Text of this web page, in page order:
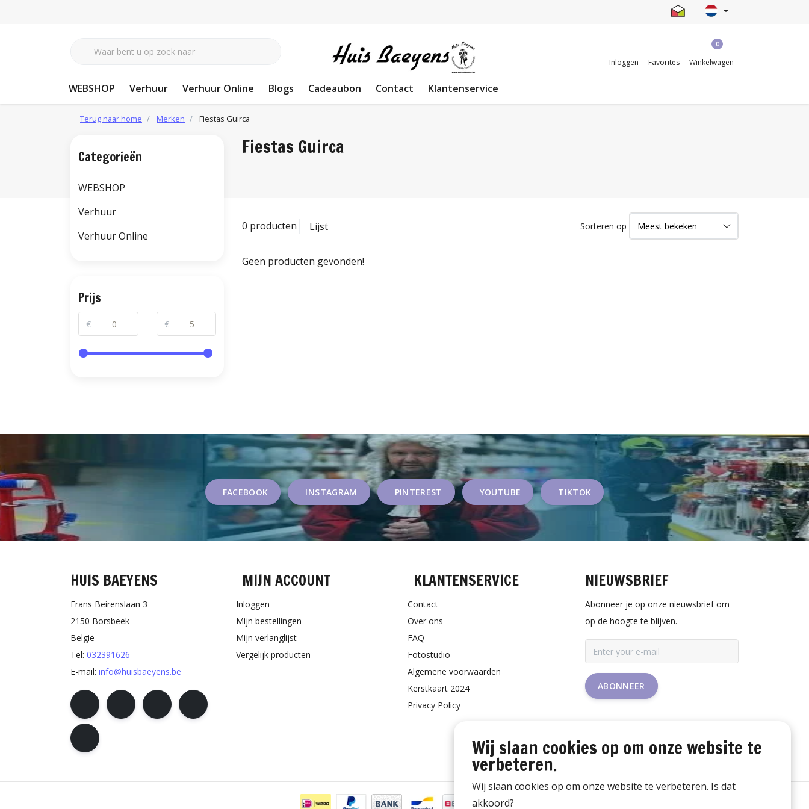
Inloggen Favorites
0
Winkelwagen
WEBSHOP Verhuur Verhuur Online Blogs Cadeaubon Contact Klantenservice
Terug naar home Merken Fiestas Guirca
Fiestas Guirca
0 producten Lijst Sorteren op
Geen producten gevonden!
Categorieën
WEBSHOP
Verhuur
Verhuur Online
Prijs
€ €
FACEBOOK INSTAGRAM PINTEREST YOUTUBE TIKTOK
HUIS BAEYENS
Frans Beirenslaan 3
2150 Borsbeek
België
Tel: 032391626
E-mail: info@huisbaeyens.be
MIJN ACCOUNT
Inloggen
Mijn bestellingen
Mijn verlanglijst
Vergelijk producten
KLANTENSERVICE
Contact
Over ons
FAQ
Fotostudio
Algemene voorwaarden
Kerstkaart 2024
Privacy Policy
NIEUWSBRIEF
Abonneer je op onze nieuwsbrief om
op de hoogte te blijven.
ABONNEER
Wij slaan cookies op om onze website te
verbeteren.
Wij slaan cookies op om onze website te verbeteren. Is dat
akkoord?